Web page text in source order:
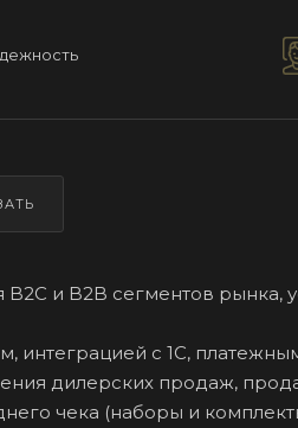
и B2B сегментов рынка,
интеграцией с 1С,
дилерских продаж,
чека (наборы и